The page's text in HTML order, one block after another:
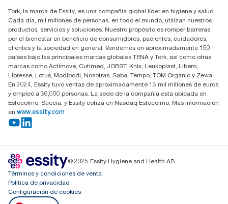
Tork, la marca de Essity, es una compañía global líder en higiene y salud.
Cada día, mil millones de personas, en todo el mundo, utilizan nuestros
productos, servicios y soluciones. Nuestro propósito es romper barreras
por el bienestar en beneficio de consumidores, pacientes, cuidadores,
clientes y la sociedad en general. Vendemos en aproximadamente 150
países bajo las principales marcas globales TENA y Tork, así como otras
marcas como Actimove, Cutimed, JOBST, Knix, Leukoplast, Libero,
Libresse, Lotus, Modibodi, Nosotras, Saba, Tempo, TOM Organic y Zewa.
En 2024, Essity tuvo ventas de aproximadamente 13 mil millones de euros
y empleó a 36,000 personas. La sede de la compañía está ubicada en
Estocolmo, Suecia, y Essity cotiza en Nasdaq Estocolmo. Más información
en www.essity.com
© 2025 Essity Hygiene and Health AB
Términos y condiciones de venta
Política de privacidad
Configuración de cookies